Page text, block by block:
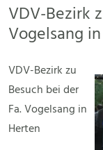
VDV-Bezirk
Vogelsang
VDV-Bezirk zu
Besuch bei der
Fa. Vogelsang in
Herten